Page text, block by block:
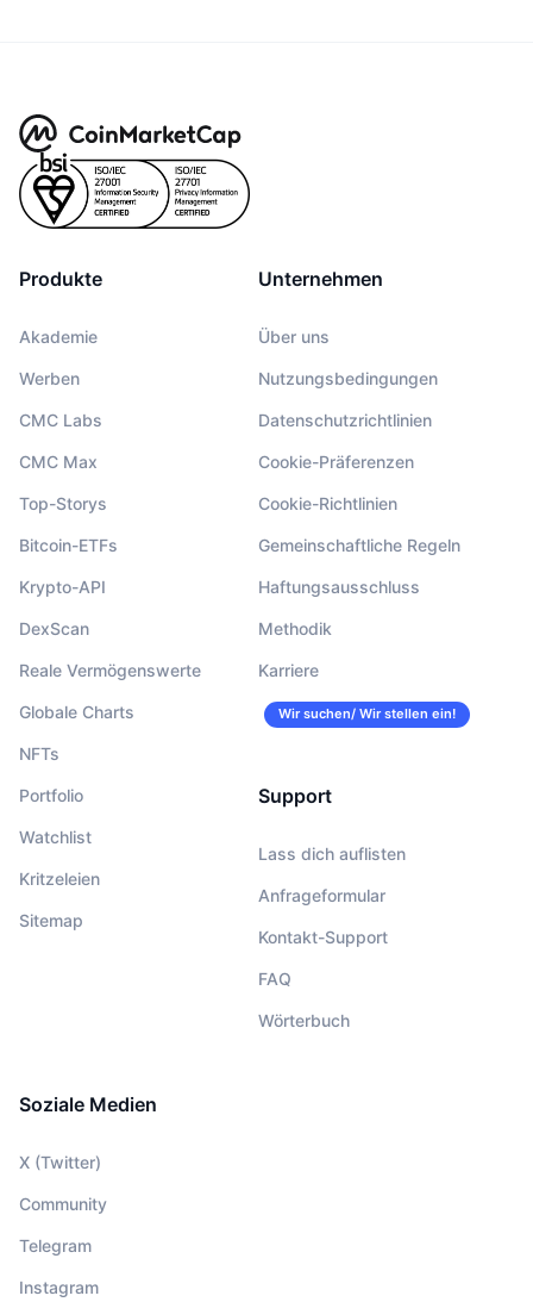
Produkte
Akademie
Werben
CMC Labs
CMC Max
Top-Storys
Bitcoin-ETFs
Krypto-API
DexScan
Reale Vermögenswerte
Globale Charts
NFTs
Portfolio
Watchlist
Kritzeleien
Sitemap
Unternehmen
Über uns
Nutzungsbedingungen
Datenschutzrichtlinien
Cookie-Präferenzen
Cookie-Richtlinien
Gemeinschaftliche Regeln
Haftungsausschluss
Methodik
Karriere
Wir suchen/ Wir stellen ein!
Support
Lass dich auflisten
Anfrageformular
Kontakt-Support
FAQ
Wörterbuch
Soziale Medien
X (Twitter)
Community
Telegram
Instagram